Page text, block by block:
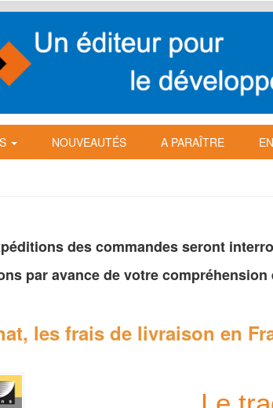
NOUVEAUTÉS A PARAÎTRE
des commandes seront
par avance de votrecompréhension
les frais de livraison en